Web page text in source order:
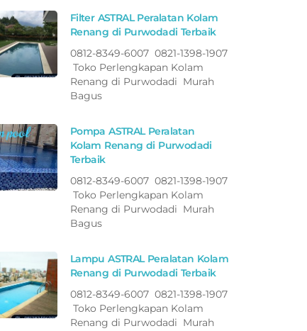
Filter ASTRAL Peralatan Kolam
Renang di Purwodadi Terbaik
0812-8349-6007 0821-1398-1907
Toko Perlengkapan Kolam
Renang di Purwodadi Murah
Bagus
Pompa ASTRAL Peralatan
Kolam Renang di Purwodadi
Terbaik
0812-8349-6007 0821-1398-1907
Toko Perlengkapan Kolam
Renang di Purwodadi Murah
Bagus
Lampu ASTRAL Peralatan Kolam
Renang di Purwodadi Terbaik
0812-8349-6007 0821-1398-1907
Toko Perlengkapan Kolam
Renang di Purwodadi Murah